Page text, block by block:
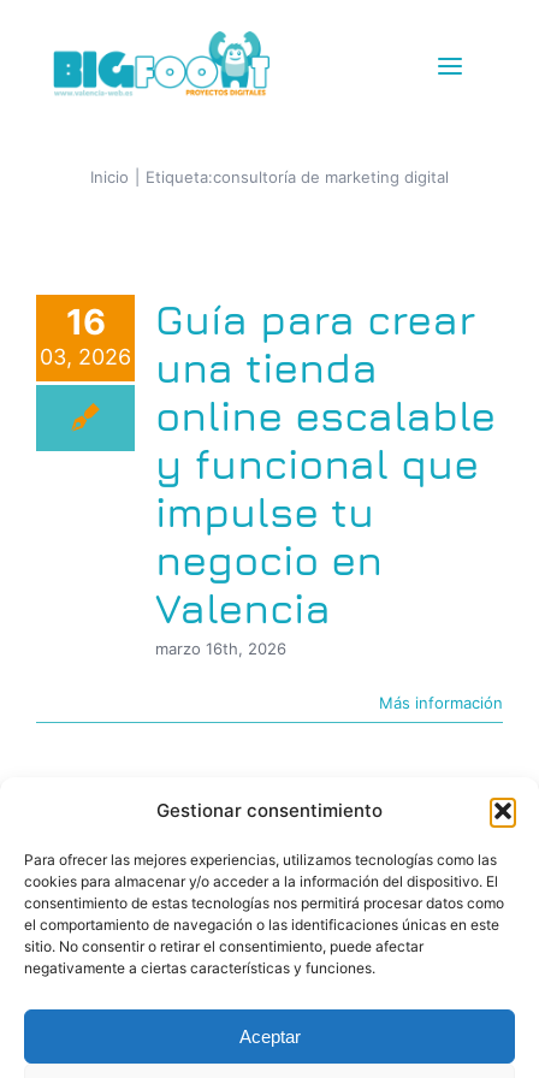
Gestionar consentimiento
Para ofrecer las mejores experiencias, utilizamos tecnologías como las
cookies para almacenar y/o acceder a la información del dispositivo. El
consentimiento de estas tecnologías nos permitirá procesar datos como
el comportamiento de navegación o las identificaciones únicas en este
sitio. No consentir o retirar el consentimiento, puede afectar
negativamente a ciertas características y funciones.
Aceptar
contenido
Toggle
IG + TikTok Shop
SEM+SEO
Inicio Etiqueta:consultoría de marketing digital
16
03, 2026
Guía para crear
una tienda
online escalable
y funcional que
impulse tu
negocio en
Valencia
marzo 16th, 2026
Más información
© Copyright 2026 |BIGfoot | PROYECTOS DIGITALES